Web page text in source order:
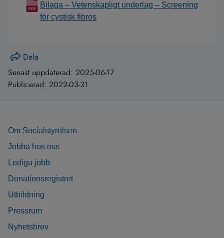
Bilaga – Vetenskapligt underlag – Screening
för cystisk fibros
Dela
Senast uppdaterad: 2025-06-17
Publicerad: 2022-03-31
Om Socialstyrelsen
Jobba hos oss
Lediga jobb
Donationsregistret
Utbildning
Pressrum
Nyhetsbrev